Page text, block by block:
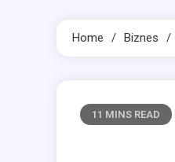
Home Biznes
11 MINS READ